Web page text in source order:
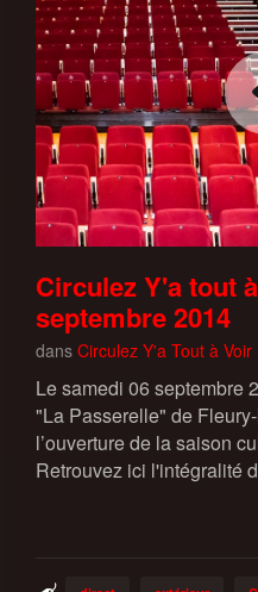
Circulez Y'a tout
septembre 2014
dans Circulez Y'a Tout à Voir
Le samedi 06 septembre
"La Passerelle" de
l’ouverture de la saison
Retrouvez ici l'intégralité